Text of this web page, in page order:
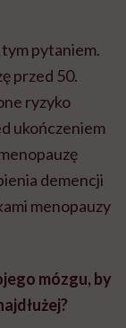
tym pytaniem.
przed 50.
ryzyko
ukończeniem
demencji
menopauzy
mózgu, by